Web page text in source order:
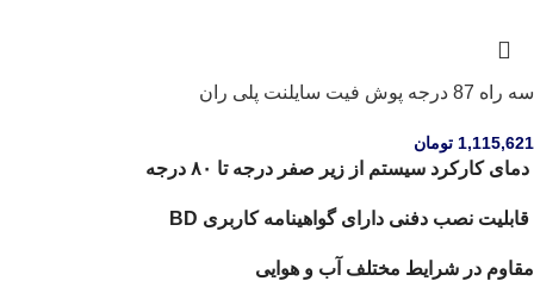
سه راه 87 درجه پوش فیت سایلنت پلی ران
1,115,621 تومان
دمای کارکرد سیستم از زیر صفر درجه تا ۸۰ درجه
قابلیت نصب دفنی دارای گواهینامه کاربری BD
مقاوم در شرایط مختلف آب و هوایی